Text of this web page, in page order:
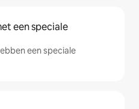
een speciale
een speciale